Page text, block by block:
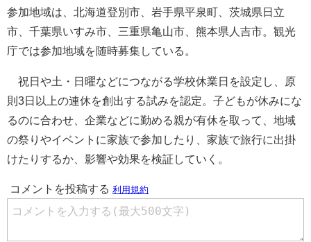
参加地域は、北海道登別市、岩手県平泉町、茨城県日立
市、千葉県いすみ市、三重県亀山市、熊本県人吉市。観光
庁では参加地域を随時募集している。
祝日や土・日曜などにつながる学校休業日を設定し、原
則3日以上の連休を創出する試みを認定。子どもが休みにな
るのに合わせ、企業などに勤める親が有休を取って、地域
の祭りやイベントに家族で参加したり、家族で旅行に出掛
けたりするか、影響や効果を検証していく。